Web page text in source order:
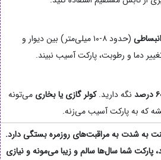
(حدود ۸-۱۰ میلی‌متر) بین دیوار و
دما و رطوبت، پارکت آسیب نبیند.
نگه دارید.کولر گازی یا بخاری می‌تونه
که به پارکت آسیب می‌زنه.
به شدت به مراقبت‌های روزمرهبستگی دارد.
پارکت شما سال‌ها سالم و زیبا می‌مونه و نیازی